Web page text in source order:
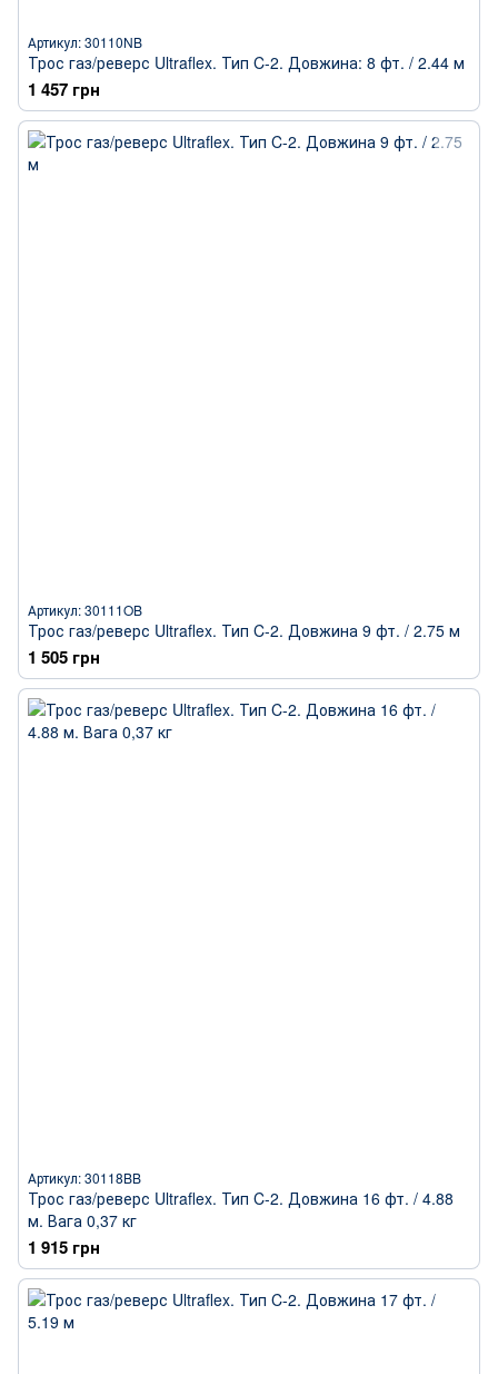
Артикул: 30110NB
Трос газ/реверс Ultraflex. Тип C-2. Довжина: 8 фт. / 2.44 м
1 457 грн
Артикул: 30111OB
Трос газ/реверс Ultraflex. Тип C-2. Довжина 9 фт. / 2.75 м
1 505 грн
Артикул: 30118BB
Трос газ/реверс Ultraflex. Тип C-2. Довжина 16 фт. / 4.88
м. Вага 0,37 кг
1 915 грн